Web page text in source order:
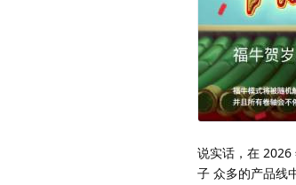
说实话，在 2026
子 众多的产品线